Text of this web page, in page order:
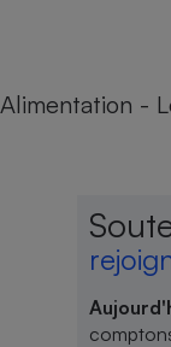
Alimentation -